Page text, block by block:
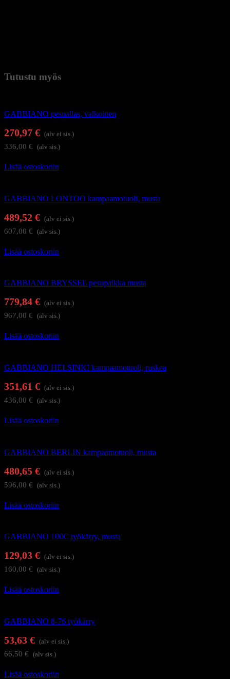
Tutustu myös
GABBIANO pesuallas, valkoinen
270,97 € (alv ei sis.)
336,00 € (alv sis.)
Lisää ostoskoriin
GABBIANO LONTOO kampaamotuoli, musta
489,52 € (alv ei sis.)
607,00 € (alv sis.)
Lisää ostoskoriin
GABBIANO BRYSSEL pesupaikka musta
779,84 € (alv ei sis.)
967,00 € (alv sis.)
Lisää ostoskoriin
GABBIANO HELSINKI kampaamotuoli, ruskea
351,61 € (alv ei sis.)
436,00 € (alv sis.)
Lisää ostoskoriin
GABBIANO BERLIN kampaamotuoli, musta
480,65 € (alv ei sis.)
596,00 € (alv sis.)
Lisää ostoskoriin
GABBIANO 100C työkärry, musta
129,03 € (alv ei sis.)
160,00 € (alv sis.)
Lisää ostoskoriin
GABBIANO 8-76 työkärry
53,63 € (alv ei sis.)
66,50 € (alv sis.)
Lisää ostoskoriin